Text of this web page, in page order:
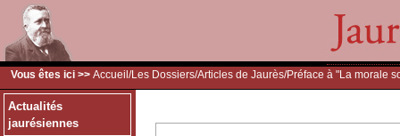
Vous êtes ici >> Accueil /Les Dossiers/Articles de Jaurès/Préface à "La morale
Actualités
jaurésiennes